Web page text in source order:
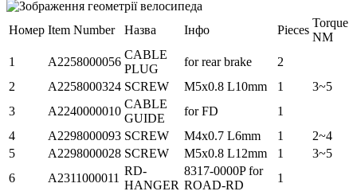
Номер Item Number Назва Інфо Pieces
Torque
NM
1
A2258000056
CABLE
PLUG
for rear brake
2
2
A2258000324 SCREW M5x0.8 L10mm 1
3~5
3
A2240000010
CABLE
GUIDE
for FD
1
4
A2298000093 SCREW M4x0.7 L6mm 1
2~4
5
A2298000028 SCREW M5x0.8 L12mm 1
3~5
6
A2311000011
RD-
HANGER
8317-0000P for
ROAD-RD
1